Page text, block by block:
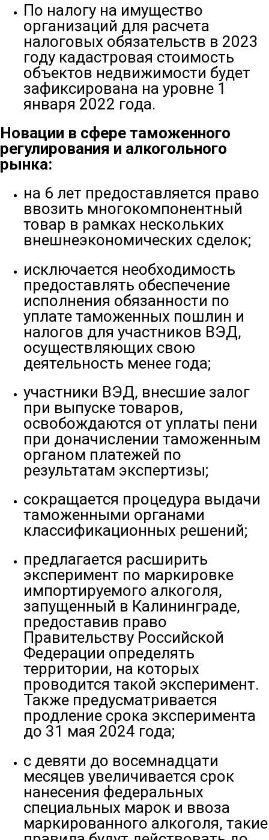
По налогу на имущество
организаций для расчета
налоговых обязательств в 2023
году кадастровая стоимость
объектов недвижимости будет
зафиксирована на уровне 1
января 2022 года.
Новации в сфере таможенного
регулирования и алкогольного
рынка:
на 6 лет предоставляется право
ввозить многокомпонентный
товар в рамках нескольких
внешнеэкономических сделок;
исключается необходимость
предоставлять обеспечение
исполнения обязанности по
уплате таможенных пошлин и
налогов для участников ВЭД,
осуществляющих свою
деятельность менее года;
участники ВЭД, внесшие залог
при выпуске товаров,
освобождаются от уплаты пени
при доначислении таможенным
органом платежей по
результатам экспертизы;
сокращается процедура выдачи
таможенными органами
классификационных решений;
предлагается расширить
эксперимент по маркировке
импортируемого алкоголя,
запущенный в Калининграде,
предоставив право
Правительству Российской
Федерации определять
территории, на которых
проводится такой эксперимент.
Также предусматривается
продление срока эксперимента
до 31 мая 2024 года;
с девяти до восемнадцати
месяцев увеличивается срок
нанесения федеральных
специальных марок и ввоза
маркированного алкоголя, такие